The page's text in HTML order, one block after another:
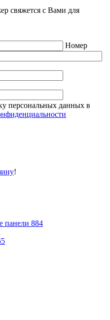
свяжется с Вами для
Номер
персональных данных в
!
панели 884